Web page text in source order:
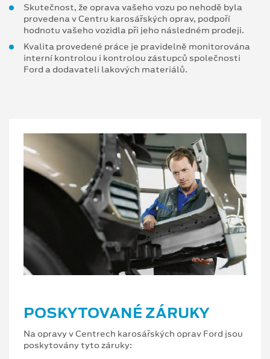
Skutečnost, že oprava vašeho vozu po nehodě byla
provedena v Centru karosářských oprav, podpoří
hodnotu vašeho vozidla při jeho následném prodeji.
Kvalita provedené práce je pravidelně monitorována
interní kontrolou i kontrolou zástupců společnosti
Ford a dodavateli lakových materiálů.
POSKYTOVANÉ ZÁRUKY
Na opravy v Centrech karosářských oprav Ford jsou
poskytovány tyto záruky: